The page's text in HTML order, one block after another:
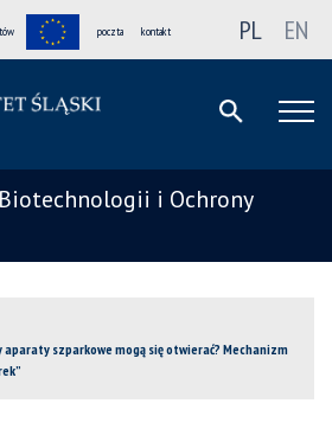
poczta kontakt PL EN
i Ochrony
aparaty szparkowe mogą się otwierać? Mechanizm